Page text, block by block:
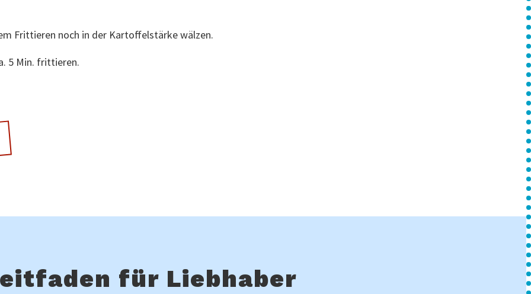
Frittieren noch in der Kartoffelstärke wälzen.
5 Min. frittieren.
für Liebhaber